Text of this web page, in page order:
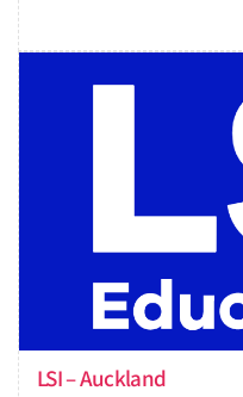
LSI – Auckland